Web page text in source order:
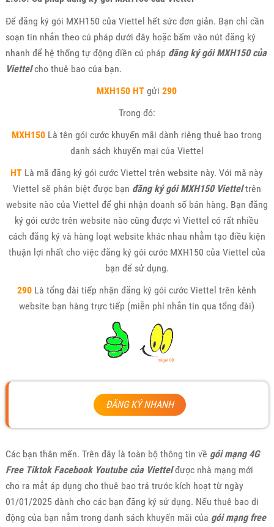
Để đăng ký gói MXH150 của Viettel hết sức đơn giản. Bạn chỉ cần
soạn tin nhắn theo cú pháp dưới đây hoặc bấm vào nút đăng ký
nhanh để hệ thống tự động điền cú pháp đăng ký gói MXH150 của
Viettelcho thuê bao của bạn.
MXH150 HTgửi 290
Trong đó:
MXH150 Là tên gói cước khuyến mãi dành riêng thuê bao trong
danh sách khuyến mại của Viettel
HT Là mã đăng ký gói cước Viettel trên website này. Với mã này
Viettel sẽ phân biệt được bạn đăng ký gói MXH150 Vietteltrên
website nào của Viettel để ghi nhận doanh số bán hàng. Bạn đăng
ký gói cước trên website nào cũng được vì Viettel có rất nhiều
cách đăng ký và hàng loạt website khác nhau nhằm tạo điều kiện
thuận lợi nhất cho việc đăng ký gói cước MXH150 của Viettel của
bạn để sử dụng.
290 Là tổng đài tiếp nhận đăng ký gói cước Viettel trên kênh
website bạn hàng trực tiếp (miễn phí nhắn tin qua tổng đài)
ĐĂNG KÝ NHANH
Các bạn thân mến. Trên đây là toàn bộ thông tin về gói mạng 4G
Free Tiktok Facebook Youtube của Viettelđược nhà mạng mới
cho ra mắt áp dụng cho thuê bao trả trước kích hoạt từ ngày
01/01/2025 dành cho các bạn đăng ký sử dụng. Nếu thuê bao di
động của bạn nằm trong danh sách khuyến mãi của gói mạng free